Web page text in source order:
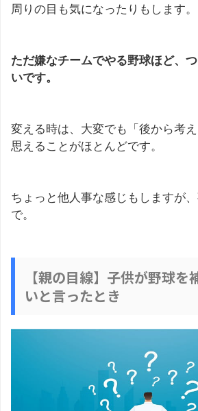
周りの目も気になったりもします。
ただ嫌なチームでやる野球ほど、
いです。
変える時は、大変でも「後から考
思えることがほとんどです。
ちょっと他人事な感じもしますが
で。
【親の目線】子供が野球を
いと言ったとき